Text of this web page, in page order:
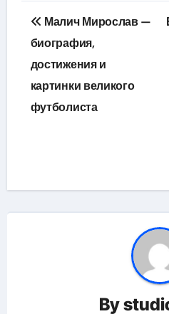
Навигация
по
записям
Малич Мирослав —
биография,
достижения и
картинки великого
футболиста
By